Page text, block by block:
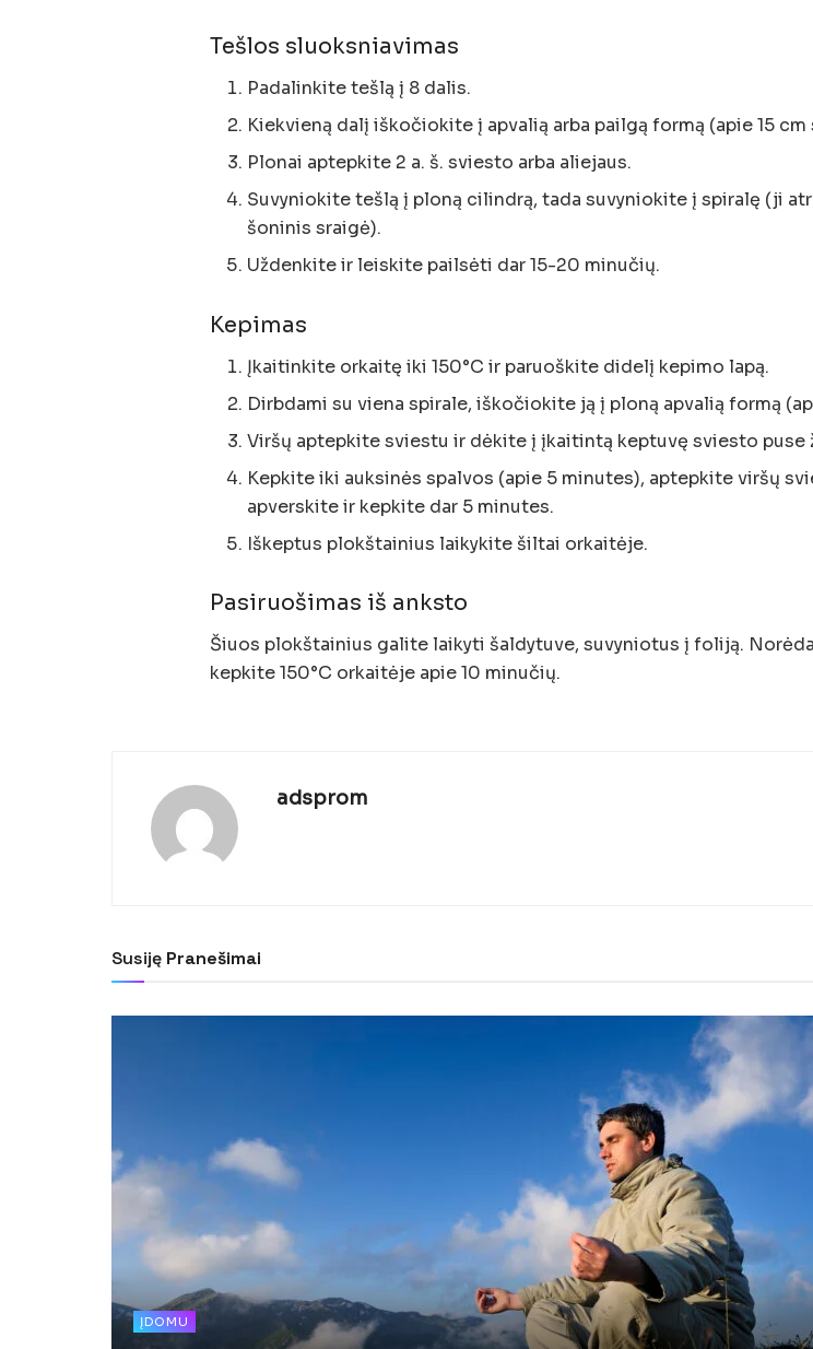
Tešlos sluoksniavimas
Padalinkite tešlą į 8 dalis.
Kiekvieną dalį iškočiokite į apvalią arba pailgą formą (apie 15 cm
Plonai aptepkite 2 a. š. sviesto arba aliejaus.
Suvyniokite tešlą į ploną cilindrą, tada suvyniokite į spiralę (ji
šoninis sraigė).
Uždenkite ir leiskite pailsėti dar 15-20 minučių.
Kepimas
Įkaitinkite orkaitę iki 150°C ir paruoškite didelį kepimo lapą.
Dirbdami su viena spirale, iškočiokite ją į ploną apvalią formą
Viršų aptepkite sviestu ir dėkite į įkaitintą keptuvę sviesto puse
Kepkite iki auksinės spalvos (apie 5 minutes), aptepkite viršų
apverskite ir kepkite dar 5 minutes.
Iškeptus plokštainius laikykite šiltai orkaitėje.
Pasiruošimas iš anksto
Šiuos plokštainius galite laikyti šaldytuve, suvyniotus į foliją.
kepkite 150°C orkaitėje apie 10 minučių.
adsprom
Susiję Pranešimai
ĮDOMU